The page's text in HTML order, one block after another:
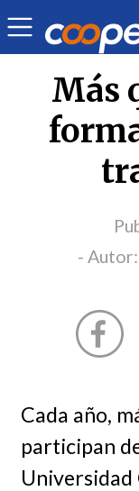
Opinión
Más
- Autor:
Cada año,
participan
Universidad